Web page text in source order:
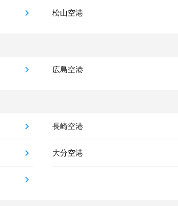
松山空港
広島空港
長崎空港
大分空港